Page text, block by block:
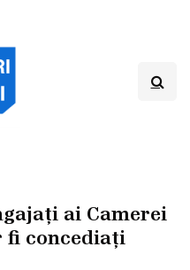
ai Camerei
fi concediați